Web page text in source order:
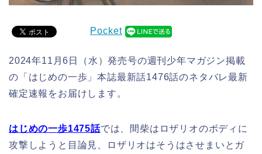
Pocket
2024年11月6日（水）発売号の週刊少年マガジン掲載
の「はじめの一歩」本誌最新話1476話のネタバレ最新
確定速報をお届けします。
はじめの一歩1475話では、間柴はロザリオのボディに
攻撃しようと目論見、ロザリオはそうはさせまいとガ